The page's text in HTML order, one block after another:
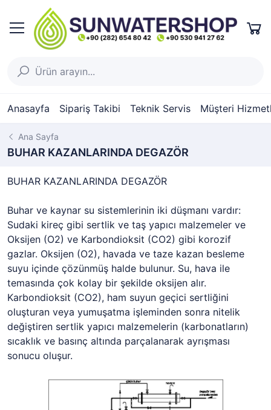
Anasayfa Sipariş Takibi Teknik Servis Müşteri
Ana Sayfa
BUHAR KAZANLARINDA DEGAZÖR
BUHAR KAZANLARINDA DEGAZÖR
Buhar ve kaynar su sistemlerinin iki düşmanı vardır:
Sudaki kireç gibi sertlik ve taş yapıcı malzemeler ve
Oksijen (O2) ve Karbondioksit (CO2) gibi korozif
gazlar. Oksijen (O2), havada ve taze kazan besleme
suyu içinde çözünmüş halde bulunur. Su, hava ile
temasında çok kolay bir şekilde oksijen alır.
Karbondioksit (CO2), ham suyun geçici sertliğini
oluşturan veya yumuşatma işleminden sonra nitelik
değiştiren sertlik yapıcı malzemelerin (karbonatların)
sıcaklık ve basınç altında parçalanarak ayrışması
sonucu oluşur.